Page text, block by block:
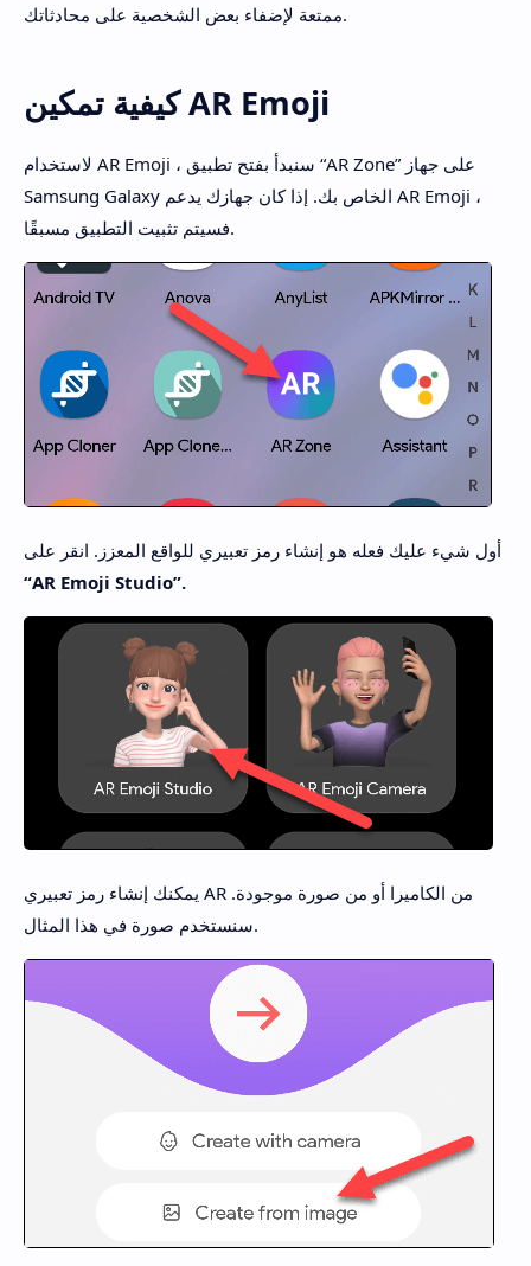
ممتعة لإضفاء بعض الشخصية على محادثاتك.
كيفية تمكين AR Emoji
لاستخدام AR Emoji ، سنبدأ بفتح تطبيق “AR Zone” على جهاز
Samsung Galaxy الخاص بك. إذا كان جهازك يدعم AR Emoji ،
فسيتم تثبيت التطبيق مسبقًا.
أول شيء عليك فعله هو إنشاء رمز تعبيري للواقع المعزز. انقر على
“AR Emoji Studio”.
يمكنك إنشاء رمز تعبيري AR من الكاميرا أو من صورة موجودة.
سنستخدم صورة في هذا المثال.